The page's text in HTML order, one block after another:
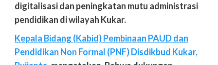
digitalisasi dan peningkatan mutu administrasi
pendidikan di wilayah Kukar.
Kepala Bidang (Kabid) Pembinaan PAUD dan
Pendidikan Non Formal (PNF) Disdikbud Kukar,